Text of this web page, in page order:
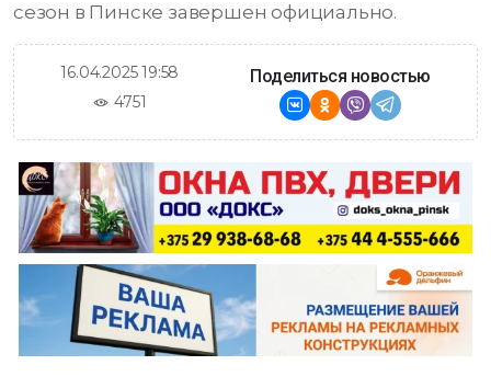
сезон в Пинске завершен официально.
16.04.2025 19:58
4751
Поделиться новостью